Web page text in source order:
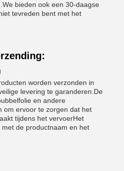
bieden ook een 30-daagse
tevreden bent met het
worden verzonden in
levering te garanderen.De
en andere
om ervoor te zorgen dat het
tijdens het vervoerHet
de productnaam en het